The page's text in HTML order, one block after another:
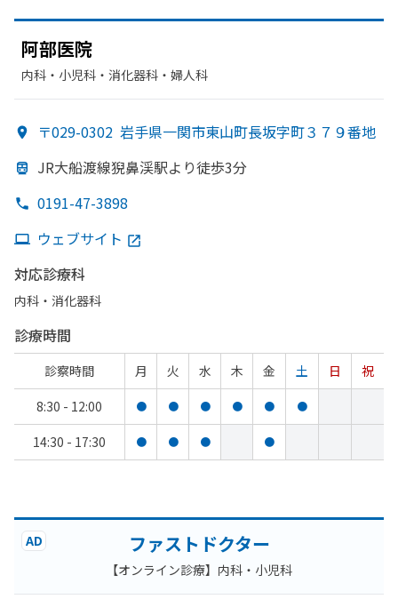
阿部医院
内科・​小児科・​消化器科・​婦人科
〒029-0302 岩手県一関市東山町長坂字町３７９番地
JR大船渡線猊鼻渓駅より徒歩3分
0191-47-3898
ウェブサイト
対応診療科
内科・​消化器科
診療時間
診察時間 月 火 水 木 金 土 日
祝
8:30 - 12:00
● ● ● ● ● ●
14:30 - 17:30 ● ● ● ●
AD ファストドクター
【オンライン診療】内科・小児科